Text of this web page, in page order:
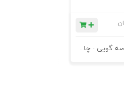
کتاب علم قصه گویی - چاپ سوم